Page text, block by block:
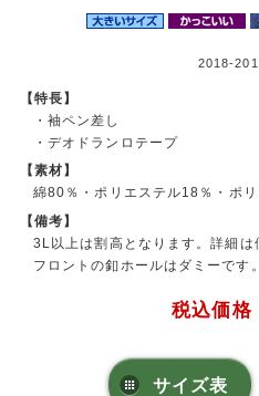
2018-
【特長】
・袖ペン差し
・デオドランロテープ
【素材】
綿80％・ポリエステル18％・ポリ
【備考】
3L以上は割高となります。詳細は
フロントの釦ホールはダミーです。
税込価格
サイズ表